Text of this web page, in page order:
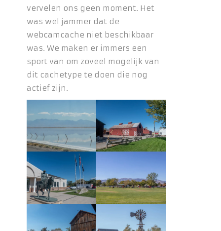
vervelen ons geen moment. Het
was wel jammer dat de
webcamcache niet beschikbaar
was. We maken er immers een
sport van om zoveel mogelijk van
dit cachetype te doen die nog
actief zijn.